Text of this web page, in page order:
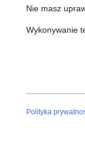
Nie masz
Wykonywanie
Polityka